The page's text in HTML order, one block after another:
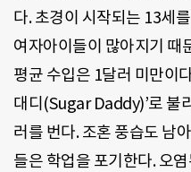
다. 초경이 시작되는 13세
여자아이들이 많아지기 때
평균 수입은 1달러 미만이
대디(Sugar Daddy)’로 불
러를 번다. 조혼 풍습도 남
들은 학업을 포기한다. 오